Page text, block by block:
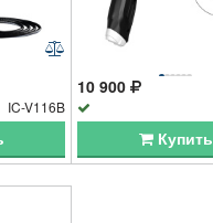
IC-V116B
10 900
Купить